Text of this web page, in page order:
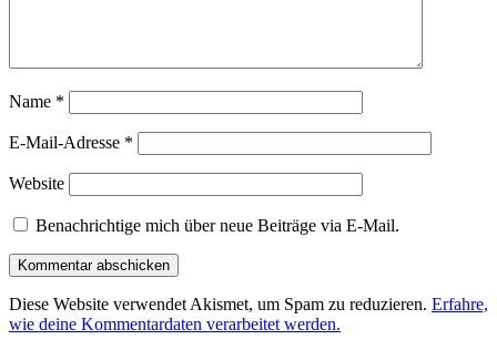
Name *
E-Mail-Adresse *
Website
Benachrichtige mich über neue Beiträge via E-Mail.
Diese Website verwendet Akismet, um Spam zu reduzieren. Erfahre,
wie deine Kommentardaten verarbeitet werden.